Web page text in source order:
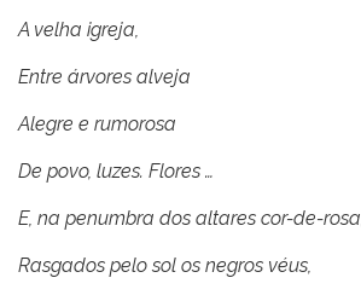
A velha igreja,
Entre árvores alveja
Alegre e rumorosa
De povo, luzes. Flores …
E, na penumbra dos altares cor-de-rosa,
Rasgados pelo sol os negros véus,